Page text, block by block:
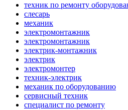
техник по ремонту
слесарь
механик
электромонтажник
электромонтажник
электрик-монтажник
электрик
электромонтер
техник-электрик
механик по оборудованию
сервисный техник
специалист по ремонту